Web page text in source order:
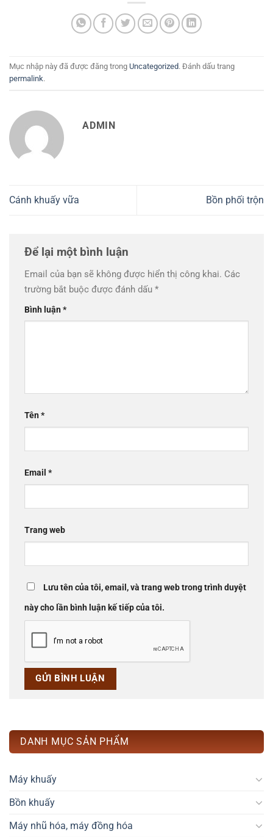
Mục nhập này đã được đăng trong Uncategorized. Đánh dấu trang
permalink.
ADMIN
Cánh khuấy vữa Bồn phối trộn
Để lại một bình luận
Email của bạn sẽ không được hiển thị công khai. Các
trường bắt buộc được đánh dấu *
Bình luận*
Tên*
Email *
Trang web
Lưu tên của tôi, email, và trang web trong trình duyệt
này cho lần bình luận kế tiếp của tôi.
DANH MỤC SẢN PHẨM
Máy khuấy
Bồn khuấy
Máy nhũ hóa, máy đồng hóa